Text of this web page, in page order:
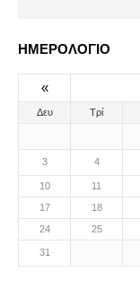
ΗΜΕΡΟΛΟΓΙΟ
«
Δευ Τρί
3 4
10 11
17
18
24
25
31